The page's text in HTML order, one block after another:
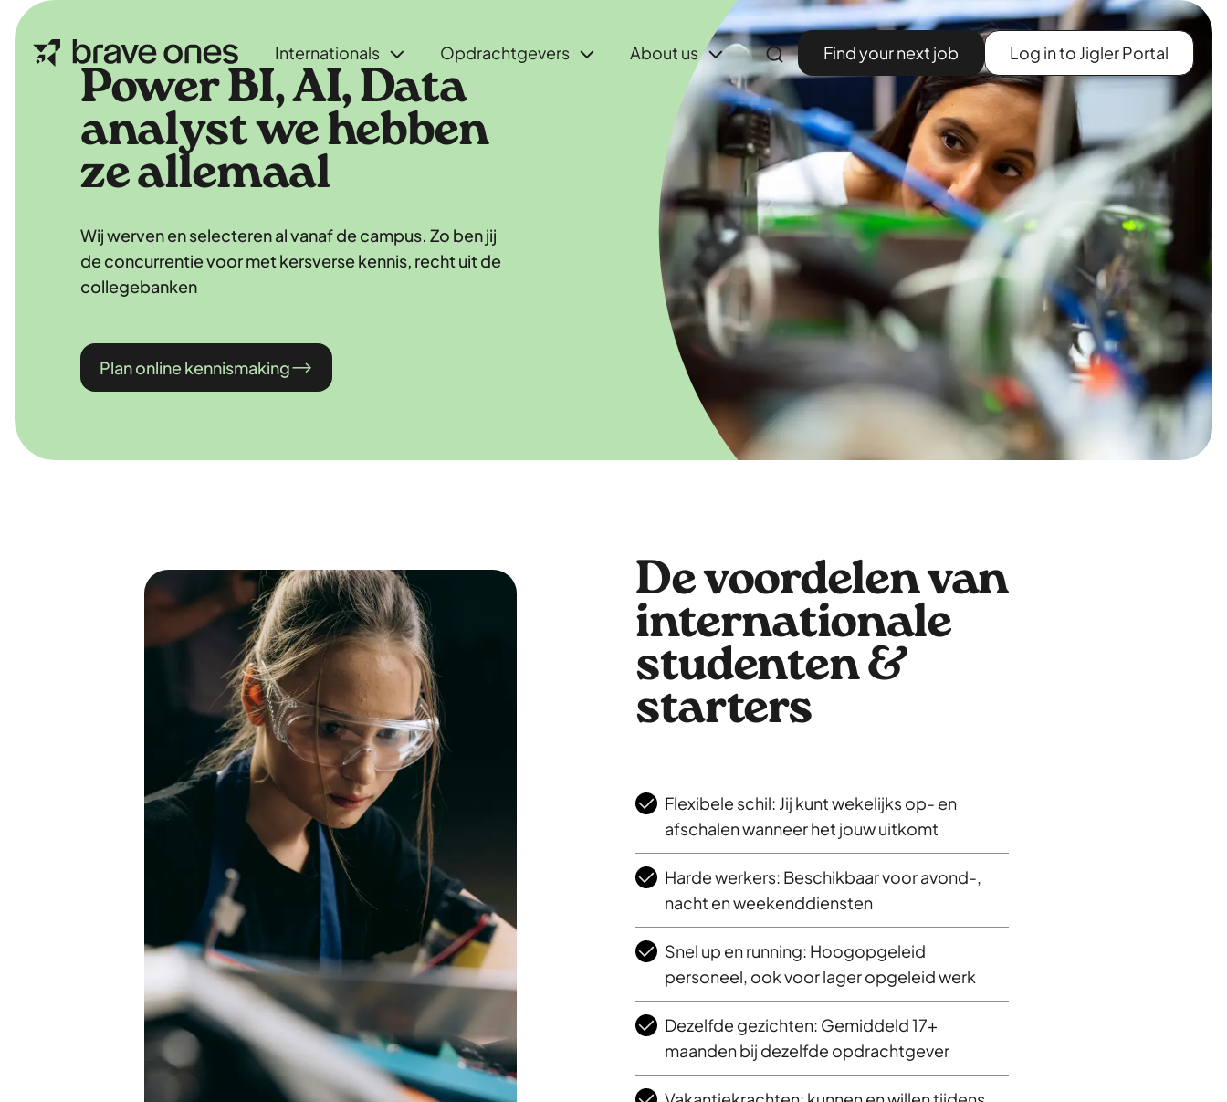
Internationals Opdrachtgevers About us Find your next job Log in to Jigler Portal
Power BI, AI, Data
analyst we hebben
ze allemaal
Wij werven en selecteren al vanaf de campus. Zo ben jij
de concurrentie voor met kersverse kennis, recht uit de
collegebanken
Plan online kennismaking
De voordelen van
internationale
studenten &
starters
Flexibele schil: Jij kunt wekelijks op- en
afschalen wanneer het jouw uitkomt
Harde werkers: Beschikbaar voor avond-,
nacht en weekenddiensten
Snel up en running: Hoogopgeleid
personeel, ook voor lager opgeleid werk
Dezelfde gezichten: Gemiddeld 17+
maanden bij dezelfde opdrachtgever